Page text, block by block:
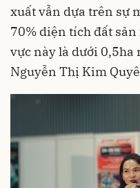
xuất vẫn dựa trên sự
70% diện tích đất
vực này là dưới 0,5ha
Nguyễn Thị Kim